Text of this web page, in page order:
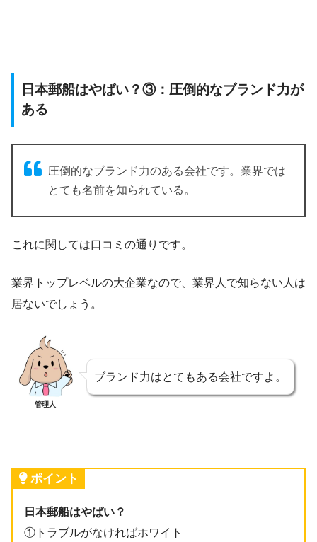
日本郵船はやばい？③：圧倒的なブランド力が
ある
圧倒的なブランド力のある会社です。業界では
とても名前を知られている。
これに関しては口コミの通りです。
業界トップレベルの大企業なので、業界人で知らない人は
居ないでしょう。
管理人
ブランド力はとてもある会社ですよ。
ポイント
日本郵船はやばい？
①トラブルがなければホワイト